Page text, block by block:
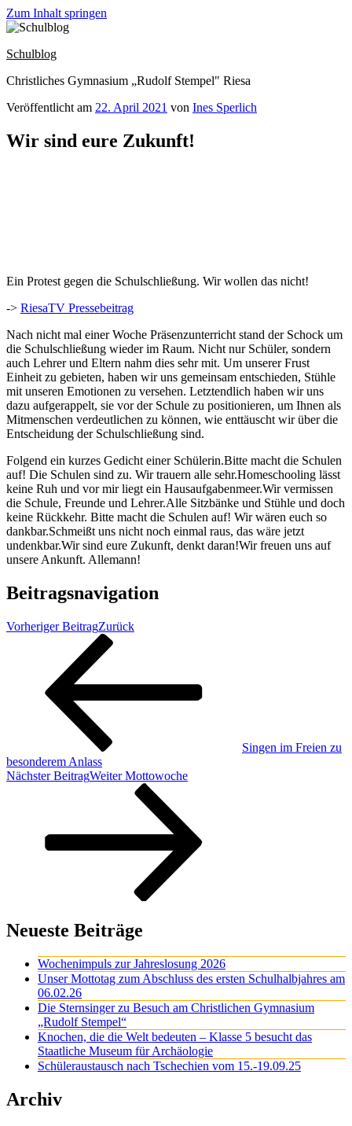
Zum Inhalt springen
Schulblog
Christliches Gymnasium „Rudolf Stempel" Riesa
Veröffentlicht am 22. April 2021 von Ines Sperlich
Wir sind eure Zukunft!
Ein Protest gegen die Schulschließung. Wir wollen das nicht!
-> RiesaTV Pressebeitrag
Nach nicht mal einer Woche Präsenzunterricht stand der Schock um
die Schulschließung wieder im Raum. Nicht nur Schüler, sondern
auch Lehrer und Eltern nahm dies sehr mit. Um unserer Frust
Einheit zu gebieten, haben wir uns gemeinsam entschieden, Stühle
mit unseren Emotionen zu versehen. Letztendlich haben wir uns
dazu aufgerappelt, sie vor der Schule zu positionieren, um Ihnen als
Mitmenschen verdeutlichen zu können, wie enttäuscht wir über die
Entscheidung der Schulschließung sind.
Folgend ein kurzes Gedicht einer Schülerin.Bitte macht die Schulen
auf! Die Schulen sind zu. Wir trauern alle sehr.Homeschooling lässt
keine Ruh und vor mir liegt ein Hausaufgabenmeer.Wir vermissen
die Schule, Freunde und Lehrer.Alle Sitzbänke und Stühle und doch
keine Rückkehr. Bitte macht die Schulen auf! Wir wären euch so
dankbar.Schmeißt uns nicht noch einmal raus, das wäre jetzt
undenkbar.Wir sind eure Zukunft, denkt daran!Wir freuen uns auf
unsere Ankunft. Allemann!
Beitragsnavigation
Vorheriger BeitragZurück
Singen im Freien zu
besonderem Anlass
Nächster BeitragWeiter Mottowoche
Neueste Beiträge
Wochenimpuls zur Jahreslosung 2026
Unser Mottotag zum Abschluss des ersten Schulhalbjahres am
06.02.26
Die Sternsinger zu Besuch am Christlichen Gymnasium
„Rudolf Stempel“
Knochen, die die Welt bedeuten – Klasse 5 besucht das
Staatliche Museum für Archäologie
Schüleraustausch nach Tschechien vom 15.-19.09.25
Archiv